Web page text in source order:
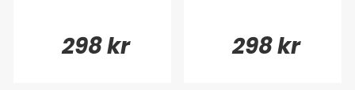
298 kr 298 kr